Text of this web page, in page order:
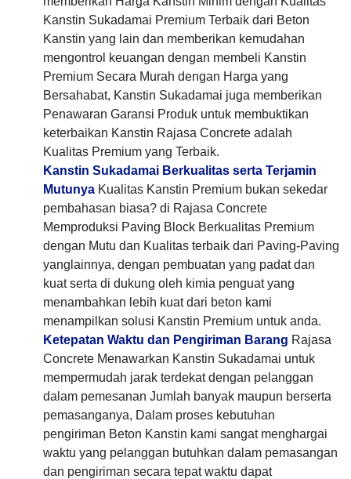
Kanstin Sukadamai Premium Terbaik dari Beton
Kanstin yang lain dan memberikan kemudahan
mengontrol keuangan dengan membeli Kanstin
Premium Secara Murah dengan Harga yang
Bersahabat, Kanstin Sukadamai juga memberikan
Penawaran Garansi Produk untuk membuktikan
keterbaikan Kanstin Rajasa Concrete adalah
Kualitas Premium yang Terbaik.
Kanstin Sukadamai Berkualitas serta Terjamin
Mutunya Kualitas Kanstin Premium bukan sekedar
pembahasan biasa? di Rajasa Concrete
Memproduksi Paving Block Berkualitas Premium
dengan Mutu dan Kualitas terbaik dari Paving-Paving
yanglainnya, dengan pembuatan yang padat dan
kuat serta di dukung oleh kimia penguat yang
menambahkan lebih kuat dari beton kami
menampilkan solusi Kanstin Premium untuk anda.
Ketepatan Waktu dan Pengiriman Barang Rajasa
Concrete Menawarkan Kanstin Sukadamai untuk
mempermudah jarak terdekat dengan pelanggan
dalam pemesanan Jumlah banyak maupun berserta
pemasanganya, Dalam proses kebutuhan
pengiriman Beton Kanstin kami sangat menghargai
waktu yang pelanggan butuhkan dalam pemasangan
dan pengiriman secara tepat waktu dapat